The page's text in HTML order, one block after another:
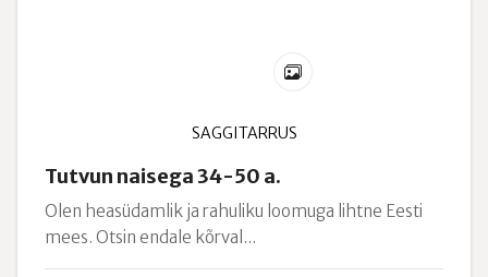
SAGGITARRUS
Tutvun naisega 34-50 a.
Olen heasüdamlik ja rahuliku loomuga lihtne Eesti
mees. Otsin endale kõrval...